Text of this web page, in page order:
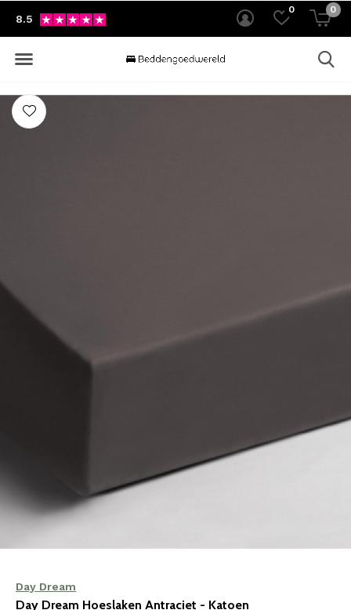
0 0
8.5
Day Dream
Day Dream Hoeslaken Antraciet - Katoen